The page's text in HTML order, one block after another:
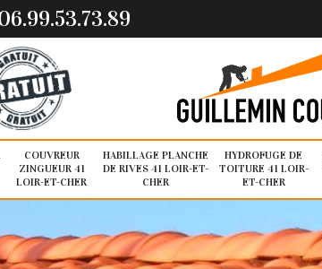
COUVREUR
ZINGUEUR 41
LOIR-ET-CHER
HABILLAGE PLANCHE
DE RIVES 41 LOIR-ET-
CHER
HYDROFUGE DE
TOITURE 41 LOIR-
ET-CHER